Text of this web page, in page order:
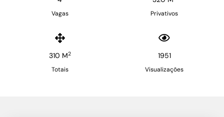
Vagas Privativos
310 M2
Totais
1951
Visualizações